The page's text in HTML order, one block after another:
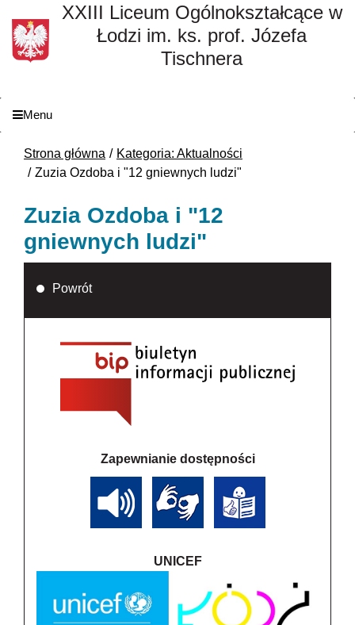
XXIII Liceum Ogólnokształcące w
Łodzi im. ks. prof. Józefa
Tischnera
Menu
Strona główna
Kategoria: Aktualności
Zuzia Ozdoba i "12 gniewnych ludzi"
Zuzia Ozdoba i "12
gniewnych ludzi"
Powrót
Zapewnianie dostępności
UNICEF